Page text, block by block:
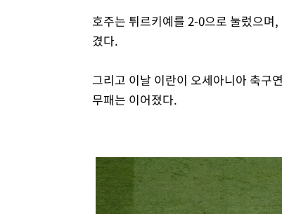
호주는 튀르키예를 2-0으로 눌렀으
겼다.
그리고 이날 이란이 오세아니아 축구
무패는 이어졌다.